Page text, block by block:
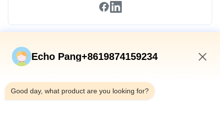
Vínculos Rápidos
Productos
Sobre Nosotros
Echo Pang+8619874159234
Good day, what product are you looking for?